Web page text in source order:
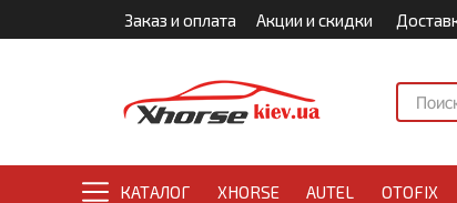
Заказ и оплата Акции и скидки
КАТАЛОГ XHORSE AUTEL OTOFIX